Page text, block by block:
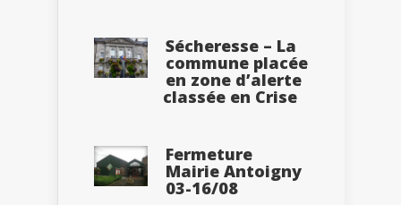
Sécheresse – La
commune placée
en zone d’alerte
classée en Crise
Fermeture
Mairie Antoigny
03-16/08